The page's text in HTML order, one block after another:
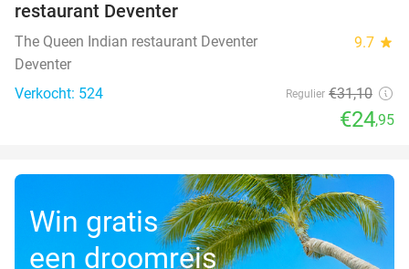
restaurant Deventer
The Queen Indian restaurant Deventer 9.7 star
Deventer
Verkocht: 524
Regulier €31,10
€24,95
Win gratis
een droomreis